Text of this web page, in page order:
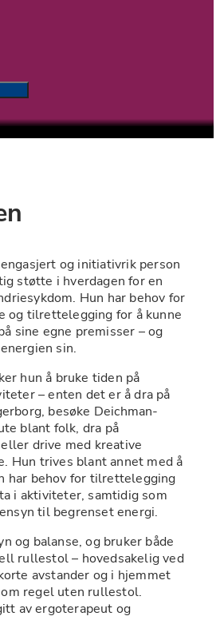
og initiativrik person
støtte i hverdagen for en
Hun har behov for
og tilrettelegging for å kunne
sine egne premisser – og
sin.
hun å bruke tiden på
– enten det er å dra på
besøke Deichman-
blant folk, dra på
drive med kreative
Hun trives blant annet med å
har behov for tilrettelegging
i aktiviteter, samtidig som
til begrenset energi.
og balanse, og bruker både
rullestol – hovedsakelig ved
avstander og i hjemmet
regel uten rullestol.
av ergoterapeut og